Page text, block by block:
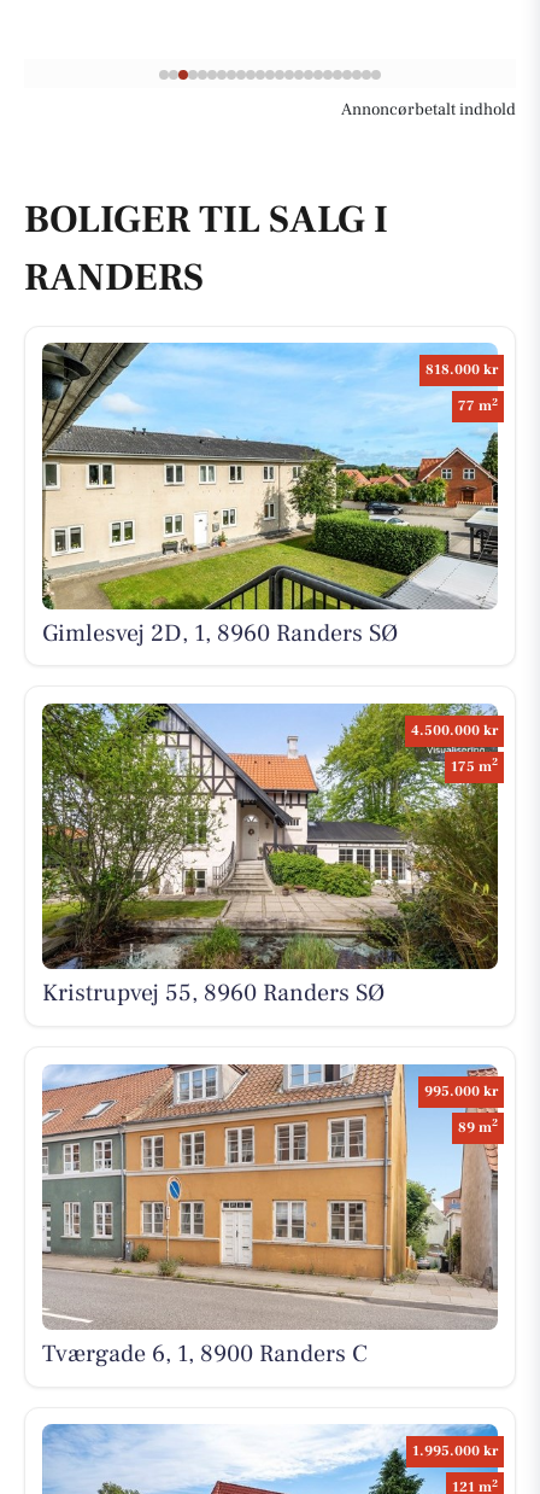
Annoncørbetalt indhold
BOLIGER TIL SALG I
RANDERS
818.000 kr
77 m2
Gimlesvej 2D, 1, 8960 Randers SØ
4.500.000 kr
175 m2
Kristrupvej 55, 8960 Randers SØ
995.000 kr
89 m2
Tværgade 6, 1, 8900 Randers C
1.995.000 kr
121 m2